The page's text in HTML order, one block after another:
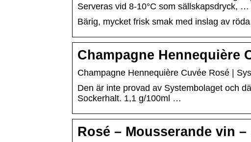
Serveras vid 8-10°C som sällskapsdryck, …
Bärig, mycket frisk smak med inslag av
Champagne Hennequière
Champagne Hennequière Cuvée Rosé |
Den är inte provad av Systembolaget och
Sockerhalt. 1,1 g/100ml …
Rosé – Mousserande vin